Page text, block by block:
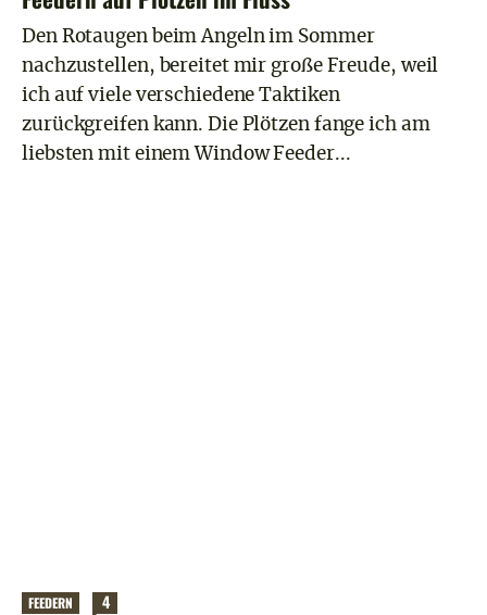
Den Rotaugen beim Angeln im Sommer
nachzustellen, bereitet mir große Freude, weil
ich auf viele verschiedene Taktiken
zurückgreifen kann. Die Plötzen fange ich am
liebsten mit einem Window Feeder...
FEEDERN 4